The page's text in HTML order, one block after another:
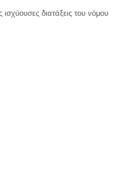
διατάξεις του νόμου